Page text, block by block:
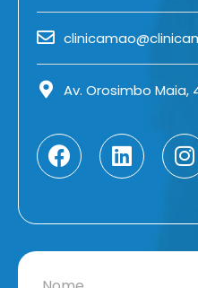
Av. Orosimbo Maia,